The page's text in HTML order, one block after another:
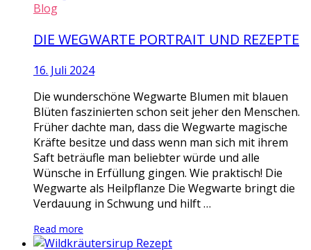
Blog
DIE WEGWARTE PORTRAIT UND REZEPTE
16. Juli 2024
Die wunderschöne Wegwarte Blumen mit blauen
Blüten faszinierten schon seit jeher den Menschen.
Früher dachte man, dass die Wegwarte magische
Kräfte besitze und dass wenn man sich mit ihrem
Saft beträufle man beliebter würde und alle
Wünsche in Erfüllung gingen. Wie praktisch! Die
Wegwarte als Heilpflanze Die Wegwarte bringt die
Verdauung in Schwung und hilft …
Read more